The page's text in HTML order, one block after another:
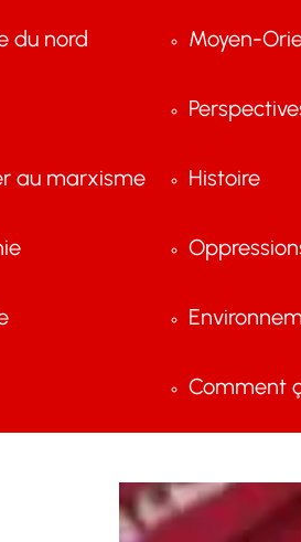
du nord Moyen-
au marxisme Histoire
Comment